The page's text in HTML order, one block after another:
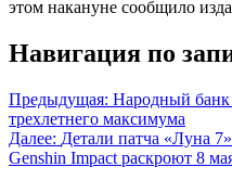
этом накануне сообщило
Навигация по
Предыдущая: Народный банк
трехлетнего максимума
Далее: Детали патча «Луна
Genshin Impact раскроют 8